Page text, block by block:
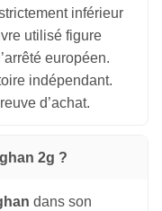
inférieur
utilisé figure
européen.
indépendant.
d’achat.
2g ?
dans son